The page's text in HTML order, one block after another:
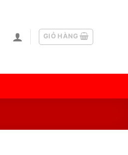
GIỎ HÀNG